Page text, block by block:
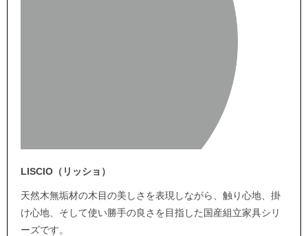
LISCIO（リッショ）
天然木無垢材の木目の美しさを表現しながら、触り心地、掛
け心地、そして使い勝手の良さを目指した国産組立家具シリ
ーズです。